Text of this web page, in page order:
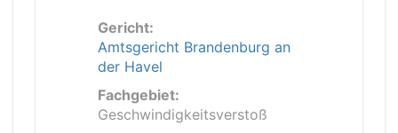
Gericht:
Amtsgericht Brandenburg an
der Havel
Fachgebiet:
Geschwindigkeitsverstoß